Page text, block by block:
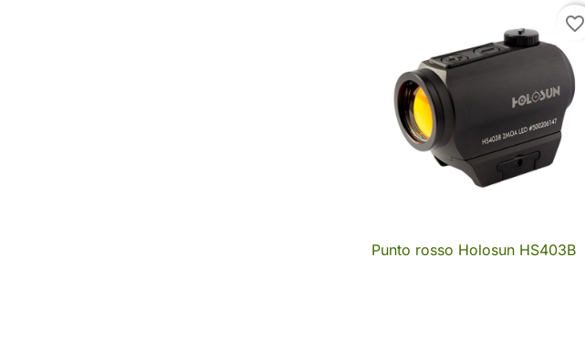
favorite_border
 Anteprima
Punto rosso Holosun HS403B